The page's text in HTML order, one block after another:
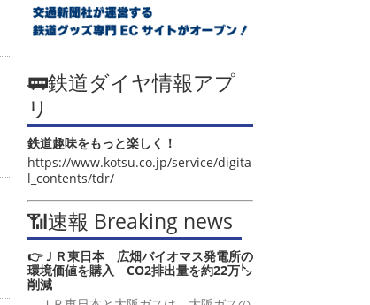
🚃鉄道ダイヤ情報アプ
リ
鉄道趣味をもっと楽しく！
https://www.kotsu.co.jp/service/digita
l_contents/tdr/
📶速報 Breaking news
👉ＪＲ東日本 広畑バイオマス発電所の
環境価値を購入 CO2排出量を約22万㌧
削減